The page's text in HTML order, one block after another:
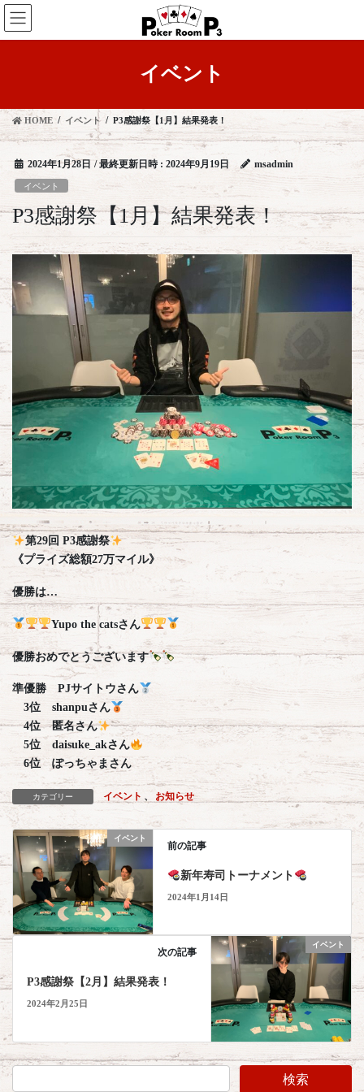
コ
ン
テ
ス
ッ
ナ
ビ
ゲ
ン
移
イベント
HOME イベント P3感謝祭【1月】結果発表！
2024年1月28日 / 最終更新日時 : 2024年9月19日 msadmin
イベント
P3感謝祭【1月】結果発表！
第29回 P3感謝祭
《プライズ総額27万マイル》
優勝は…
Yupo the catsさん
優勝おめでとうございます
準優勝 PJサイトウさん
3位 shanpuさん
4位 匿名さん
5位 daisuke_akさん
6位 ぽっちゃまさん
カテゴリー イベント 、 お知らせ
イベント
前の記事
新年寿司トーナメント
2024年1月14日
イベント
次の記事
P3感謝祭【2月】結果発表！
2024年2月25日